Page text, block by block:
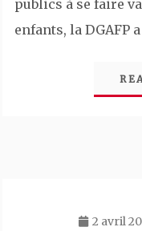
publics à se faire
enfants, la DGAFP
2 avril